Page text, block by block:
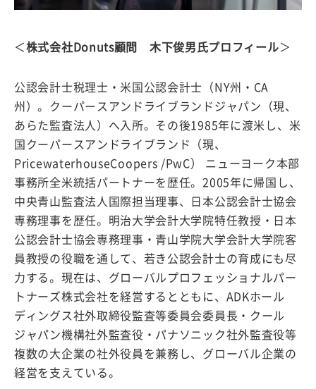
＜株式会社Donuts顧問 木下俊男氏プロフィール＞
公認会計士税理士・米国公認会計士（NY州・CA
州）。クーパースアンドライブランドジャパン（現、
あらた監査法人）へ入所。その後1985年に渡米し、米
国クーパースアンドライブランド（現、
PricewaterhouseCoopers /PwC） ニューヨーク本部
事務所全米統括パートナーを歴任。2005年に帰国し、
中央青山監査法人国際担当理事、日本公認会計士協会
専務理事を歴任。明治大学会計大学院特任教授・日本
公認会計士協会専務理事・青山学院大学会計大学院客
員教授の役職を通して、若き公認会計士の育成にも尽
力する。現在は、グローバルプロフェッショナルパー
トナーズ株式会社を経営するとともに、ADKホール
ディングス社外取締役監査等委員会委員長・クール
ジャパン機構社外監査役・パナソニック社外監査役等
複数の大企業の社外役員を兼務し、グローバル企業の
経営を支えている。